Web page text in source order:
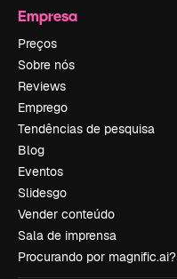
Empresa
Preços
Sobre nós
Reviews
Emprego
Tendências de pesquisa
Blog
Eventos
Slidesgo
Vender conteúdo
Sala de imprensa
Procurando por magnific.ai?